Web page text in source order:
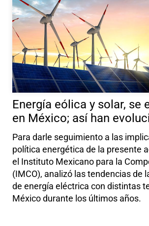
Energía eólica y solar, se
en México; así han
Para darle seguimiento a las
política energética de la presente
el Instituto Mexicano para la
(IMCO), analizó las tendencias de
de energía eléctrica con distintas
México durante los últimos años.